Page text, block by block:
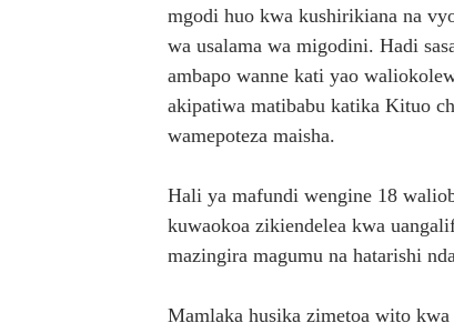
mgodi huo kwa kushirikiana na
wa usalama wa migodini. Hadi
ambapo wanne kati yao
akipatiwa matibabu katika Kituo
wamepoteza maisha.
Hali ya mafundi wengine 18
kuwaokoa zikiendelea kwa
mazingira magumu na hatarishi
Mamlaka husika zimetoa wito